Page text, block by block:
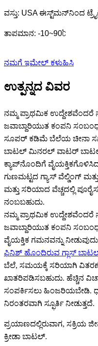
ವಸ್ತು: USA ಈಸ್ಟ್‌ಮನ್‌ನಿಂದ
ತಾಪಮಾನ: -10~90℃
ನಮಗೆ ಇಮೇಲ್ ಕಳುಹಿಸಿ
ಉತ್ಪನ್ನದ ವಿವರ
ನಮ್ಮ ಪ್ರಾಥಮಿಕ ಉದ್ದೇಶವೆಂದರೆ
ಜವಾಬ್ದಾರಿಯುತ ಕಂಪನಿ
ಸೂಪರ್ ಕಡಿಮೆ ಬೆಲೆಯ ಚೀನಾ
ಬಾಟಲ್ ಮಿನರಲ್ ವಾಟರ್ ಬಾಟಲ್
ಕ್ಯಾಪ್‌ನೊಂದಿಗೆ
ಗುಣಮಟ್ಟದ ಗ್ಯಾಸ್ ವೆಲ್ಡಿಂಗ್
ಮತ್ತು ಸರಿಯಾದ ವೆಚ್ಚದಲ್ಲಿ
ನಂಬಬಹುದು.
ನಮ್ಮ ಪ್ರಾಥಮಿಕ ಉದ್ದೇಶವೆಂದರೆ
ಜವಾಬ್ದಾರಿಯುತ ಕಂಪನಿ
ವೈಯಕ್ತಿಕ ಗಮನವನ್ನು
ಫಿನಿಶ್ ಹೊಂದಿರುವ ಗ್ಲಾಸ್
ಬೆಲೆ, ಸಮಯಕ್ಕೆ ಸರಿಯಾಗಿ ವಿತರಣೆ
ಖಾತರಿಪಡಿಸಬಹುದು. ಹೆಚ್ಚಿನ
ಸಂಪರ್ಕಿಸಲು ಹಿಂಜರಿಯಬೇಡಿ.
ನಿರಂತರವಾಗಿ ಸ್ಫೂರ್ತಿ ನೀಡುತ್ತದೆ.
ಪ್ರಯಾಣದಲ್ಲಿರುವಾಗ, ಸಕ್ರಿಯ
ಕ್ರೀಡಾ ಬಾಟಲ್.